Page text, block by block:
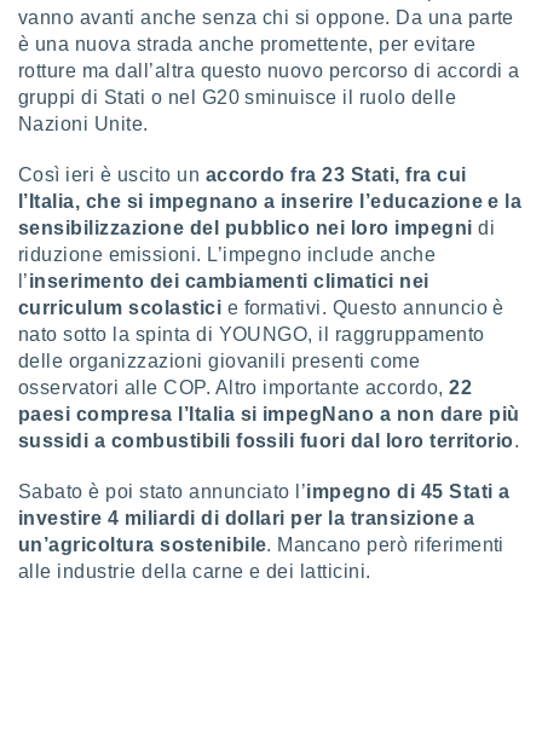
profili
profili
degli
dei
il
o la
di
vanno avanti anche senza chi si oppone. Da una parte
è una nuova strada anche promettente, per evitare
rotture ma dall’altra questo nuovo percorso di accordi a
gruppi di Stati o nel G20 sminuisce il ruolo delle
Nazioni Unite.
Così ieri è uscito un accordo fra 23 Stati, fra cui
l’Italia, che si impegnano a inserire l’educazione e la
sensibilizzazione del pubblico nei loro impegnidi
riduzione emissioni. L’impegno include anche
l’inserimento dei cambiamenti climatici nei
curriculum scolastici e formativi. Questo annuncio è
nato sotto la spinta di YOUNGO, il raggruppamento
delle organizzazioni giovanili presenti come
osservatori alle COP. Altro importante accordo,22
paesi compresa l’Italia si impegNano a non dare più
sussidi a combustibili fossili fuori dal loro territorio.
Sabato è poi stato annunciato l’impegno di 45 Stati a
investire 4 miliardi di dollari per la transizione a
un’agricoltura sostenibile. Mancano però riferimenti
alle industrie della carne e dei latticini.